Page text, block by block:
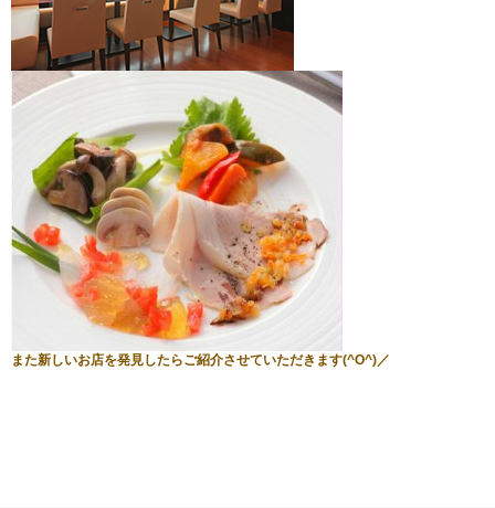
また新しいお店を発見したらご紹介させていただきます(^O^)／